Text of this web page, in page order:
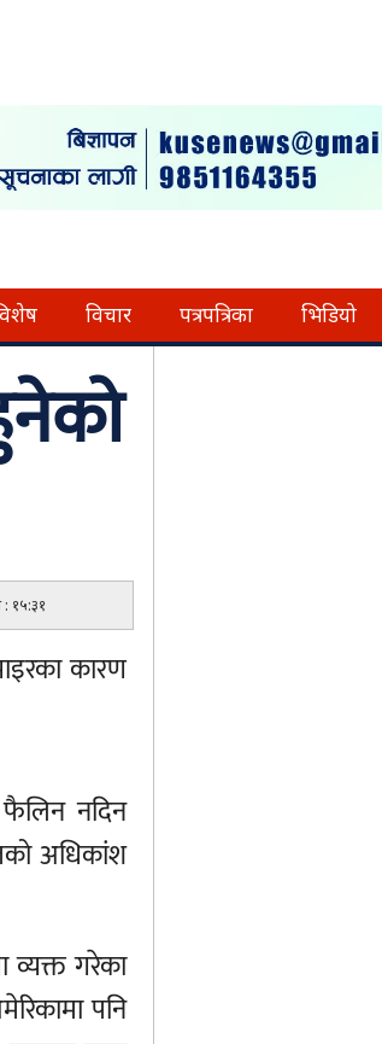
विचार पत्रपत्रिका भिडियो
: १५:३१
कारण
नदिन
अधिकांश
व्यक्त गरेका
पनि